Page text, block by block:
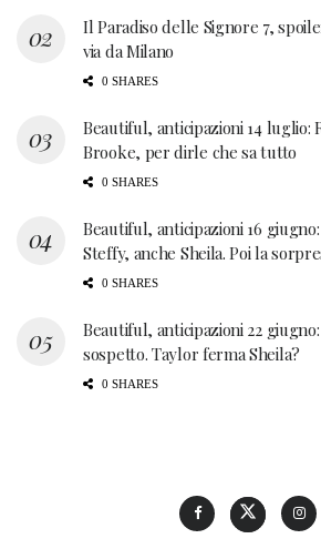
Il Paradiso delle Signore 7,
via da Milano
0 SHARES
Beautiful, anticipazioni 14 luglio:
Brooke, per dirle che sa tutto
0 SHARES
Beautiful, anticipazioni 16
Steffy, anche Sheila. Poi la
0 SHARES
Beautiful, anticipazioni 22
sospetto. Taylor ferma Sheila?
0 SHARES